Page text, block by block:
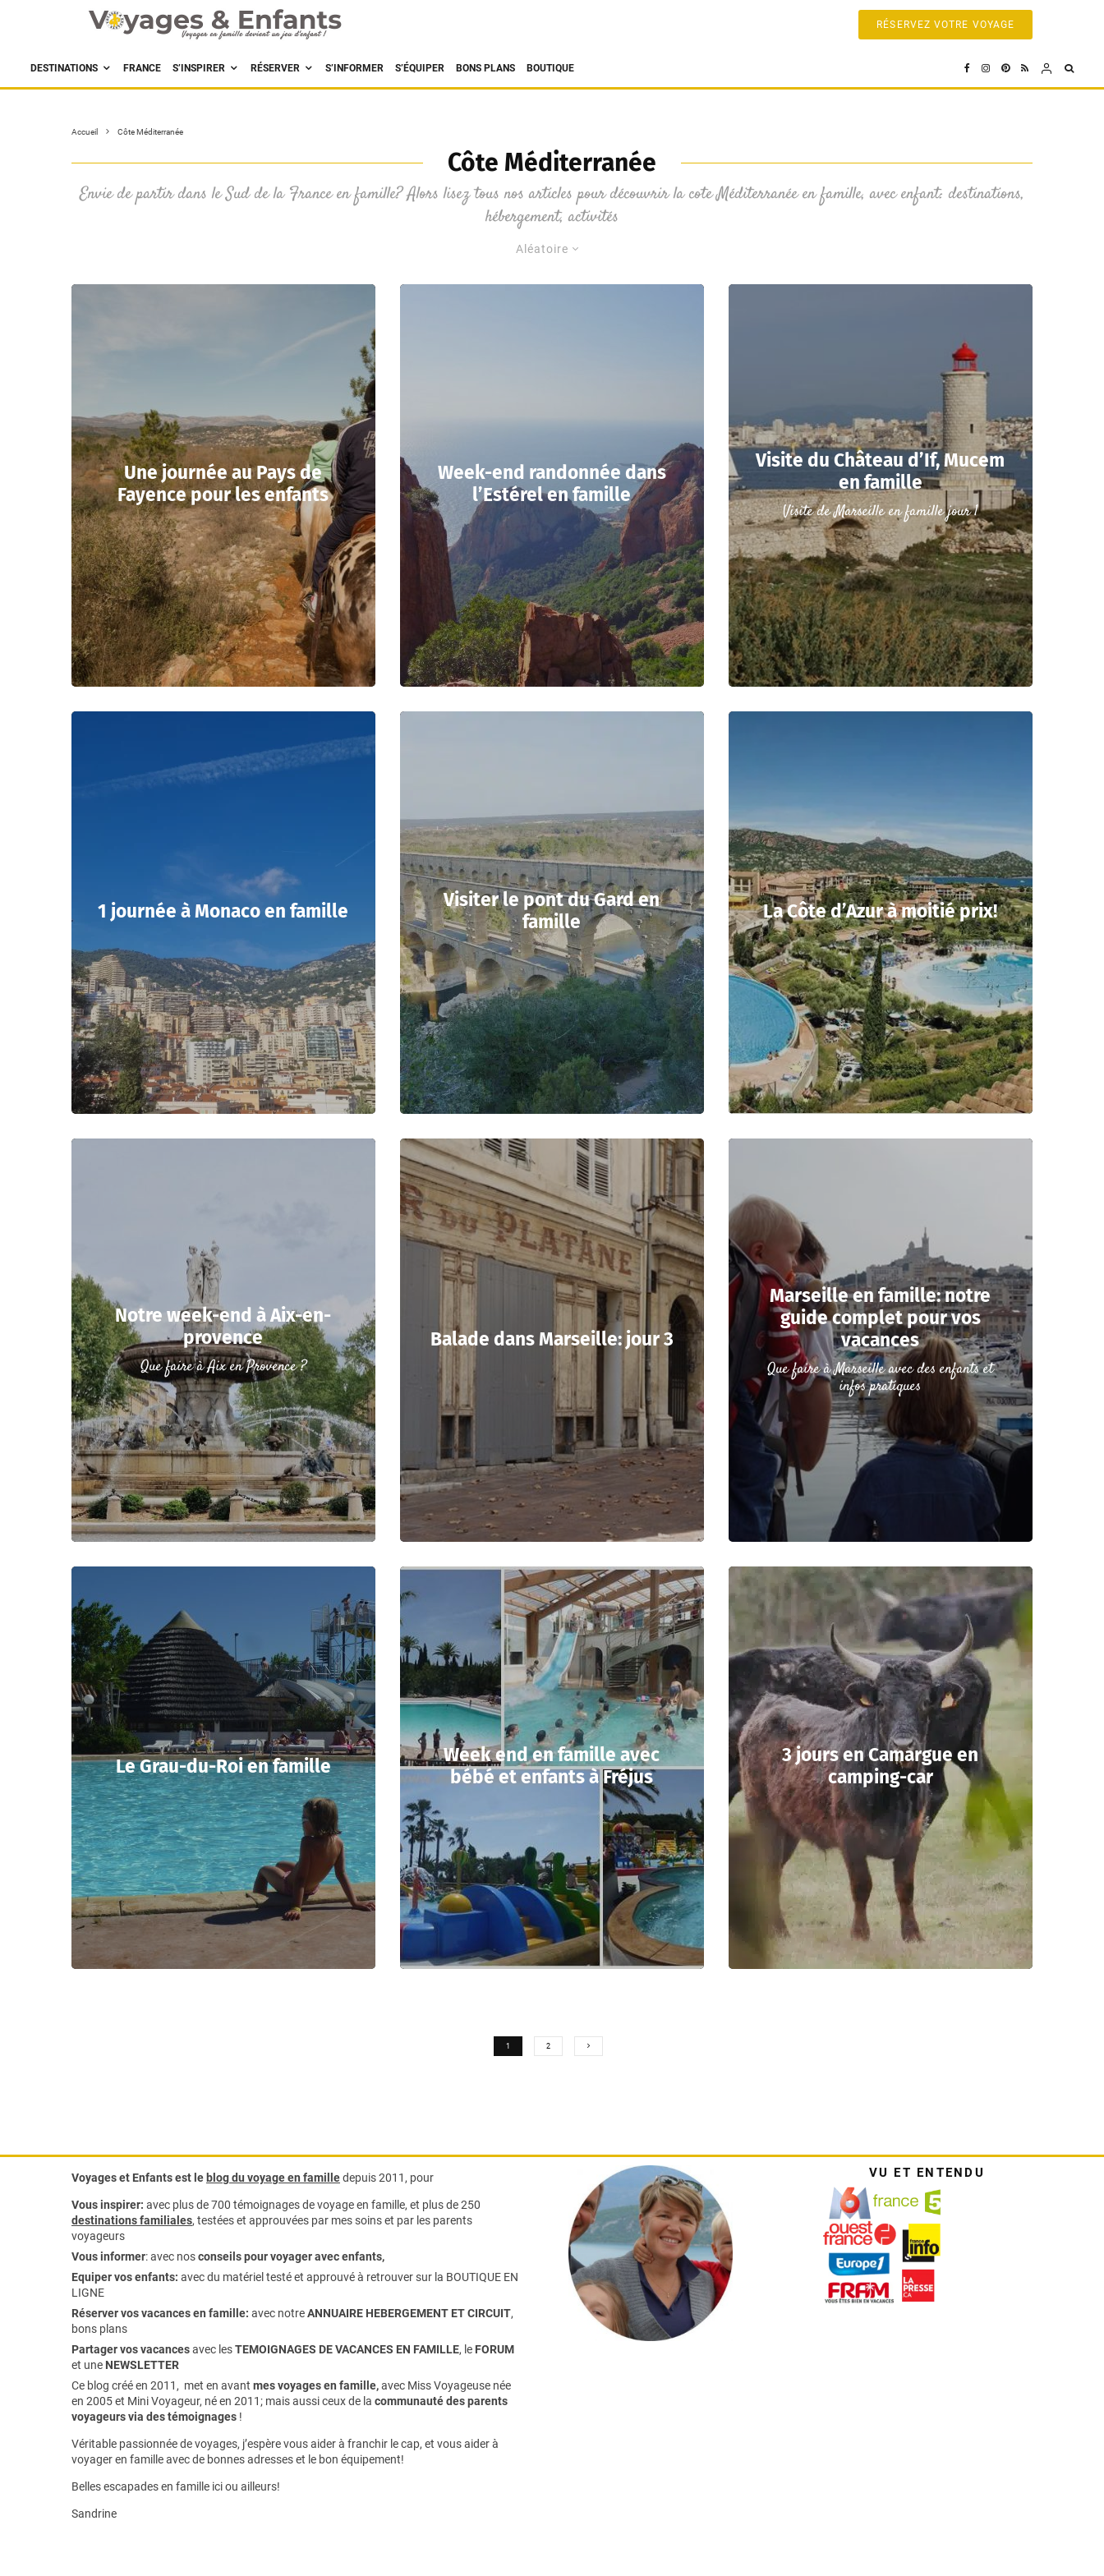
RÉSERVEZ VOTRE VOYAGE
DESTINATIONS FRANCE S’INSPIRER RÉSERVER S’INFORMER S’ÉQUIPER BONS PLANS BOUTIQUE
Accueil Côte Méditerranée
Côte Méditerranée
Envie de partir dans le Sud de la France en famille? Alors lisez tous nos articles pour découvrir la cote Méditerranée en famille, avec enfant: destinations,
hébergement, activités
Aléatoire
Une journée au Pays de
Fayence pour les enfants
Week-end randonnée dans
l’Estérel en famille
Visite du Château d’If, Mucem
en famille
Visite de Marseille en famille jour 1
1 journée à Monaco en famille
Visiter le pont du Gard en
famille
La Côte d’Azur à moitié prix!
Notre week-end à Aix-en-
provence
Que faire à Aix en Provence ?
Balade dans Marseille: jour 3
Marseille en famille: notre
guide complet pour vos
vacances
Que faire à Marseille avec des enfants et
infos pratiques
Le Grau-du-Roi en famille
Week end en famille avec
bébé et enfants à Fréjus
3 jours en Camargue en
camping-car
1 2
Voyages et Enfants est le blog du voyage en familledepuis 2011, pour
Vous inspirer: avec plus de 700 témoignages devoyage en famille, et plus de 250
destinations familiales, testées et approuvées par mes soins et par les parents
voyageurs
Vous informer:avec nosconseils pour voyager avec enfants,
Equiper vos enfants: avec du matériel testé et approuvé à retrouver sur la BOUTIQUE EN
LIGNE
Réserver vos vacances en famille: avec notreANNUAIRE HEBERGEMENT ET CIRCUIT,
bons plans
Partager vos vacancesavec lesTEMOIGNAGES DE VACANCES EN FAMILLE, le FORUM
et une NEWSLETTER
Ce blog créé en 2011, met en avant mes voyages en famille,avec Miss Voyageuse née
en 2005 et Mini Voyageur, né en 2011; mais aussi ceux de la communauté des parents
voyageurs via des témoignages !
Véritable passionnée de voyages, j’espère vous aider à franchir le cap, et vous aider à
voyager en famille avec de bonnes adresses et le bon équipement!
Belles escapades en famille ici ou ailleurs!
Sandrine
VU ET ENTENDU